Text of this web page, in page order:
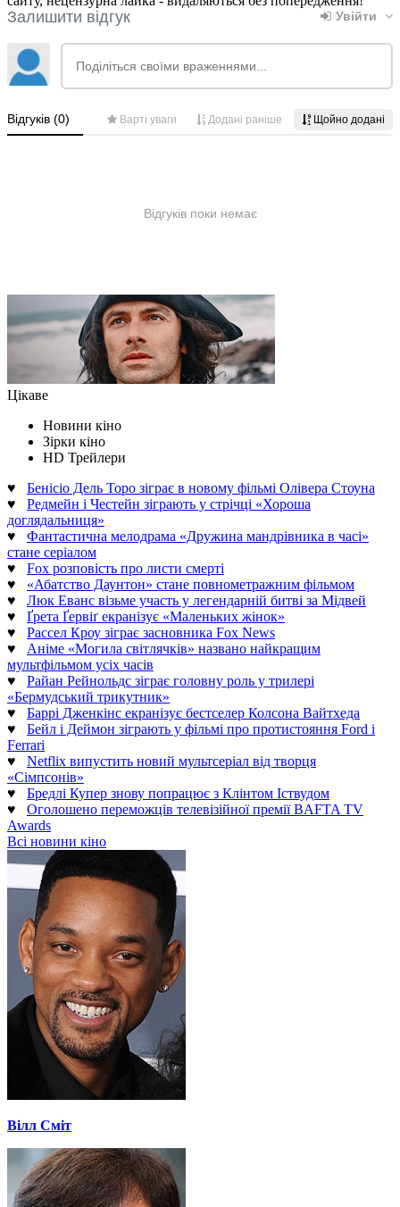
Цікаве
Новини кіно
Зірки кіно
HD Трейлери
♥ Бенісіо Дель Торо зіграє в новому фільмі Олівера Стоуна
♥ Редмейн і Честейн зіграють у стрічці «Хороша
доглядальниця»
♥ Фантастична мелодрама «Дружина мандрівника в часі»
стане серіалом
♥ Fox розповість про листи смерті
♥ «Абатство Даунтон» стане повнометражним фільмом
♥ Люк Еванс візьме участь у легендарній битві за Мідвей
♥ Ґрета Ґервіґ екранізує «Маленьких жінок»
♥ Рассел Кроу зіграє засновника Fox News
♥ Аніме «Могила світлячків» названо найкращим
мультфільмом усіх часів
♥ Райан Рейнольдс зіграє головну роль у трилері
«Бермудський трикутник»
♥ Баррі Дженкінс екранізує бестселер Колсона Вайтхеда
♥ Бейл і Деймон зіграють у фільмі про протистояння Ford і
Ferrari
♥ Netflix випустить новий мультсеріал від творця
«Сімпсонів»
♥ Бредлі Купер знову попрацює з Клінтом Іствудом
♥ Оголошено переможців телевізійної премії BAFTA TV
Awards
Всі новини кіно
Вілл Сміт